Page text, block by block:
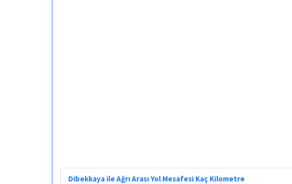
Dibekkaya ile Ağrı Arası Yol Mesafesi Kaç Kilometre